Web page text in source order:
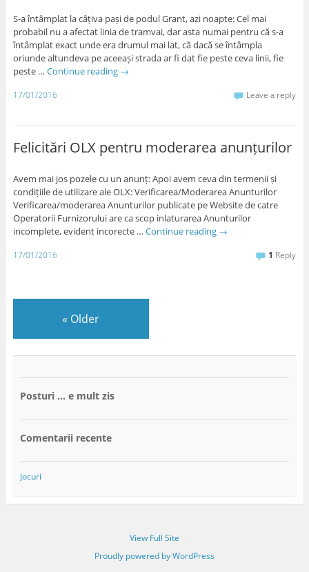
S-a întâmplat la câțiva pași de podul Grant, azi noapte: Cel mai
probabil nu a afectat linia de tramvai, dar asta numai pentru că s-a
întâmplat exact unde era drumul mai lat, că dacă se întâmpla
oriunde altundeva pe aceeași strada ar fi dat fie peste ceva linii, fie
peste … Continue reading →
17/01/2016 Leave a reply
Felicitări OLX pentru moderarea anunțurilor
Avem mai jos pozele cu un anunț: Apoi avem ceva din termenii și
condițiile de utilizare ale OLX: Verificarea/Moderarea Anunturilor
Verificarea/moderarea Anunturilor publicate pe Website de catre
Operatorii Furnizorului are ca scop inlaturarea Anunturilor
incomplete, evident incorecte … Continue reading →
17/01/2016 1 Reply
« Older
Posturi … e mult zis
Comentarii recente
Jocuri
View Full Site
Proudly powered by WordPress